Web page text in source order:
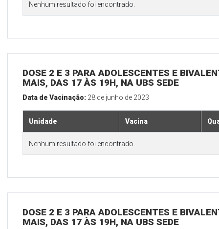
Nenhum resultado foi encontrado.
DOSE 2 E 3 PARA ADOLESCENTES E
MAIS, DAS 17 ÀS 19H, NA UBS SEDE
Data de Vacinação: 28 de junho de 2023
Unidade Vacina
Nenhum resultado foi encontrado.
DOSE 2 E 3 PARA ADOLESCENTES E
MAIS, DAS 17 ÀS 19H, NA UBS SEDE